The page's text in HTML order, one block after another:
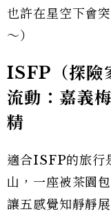
也許在星空下會
～）
ISFP（探險
流動：嘉義
精
適合ISFP的旅行
山，一座被茶園
讓五感覺知靜靜